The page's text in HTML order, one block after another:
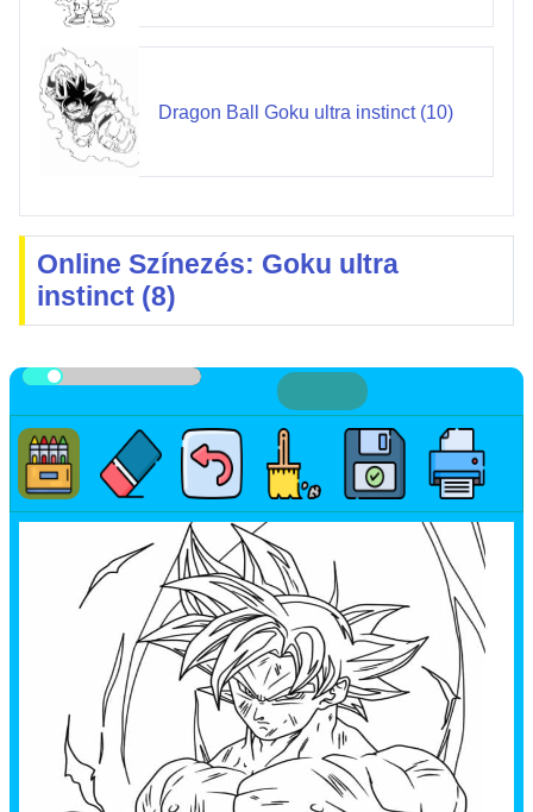
Dragon Ball Goku ultra instinct (10)
Online Színezés: Goku ultra
instinct (8)